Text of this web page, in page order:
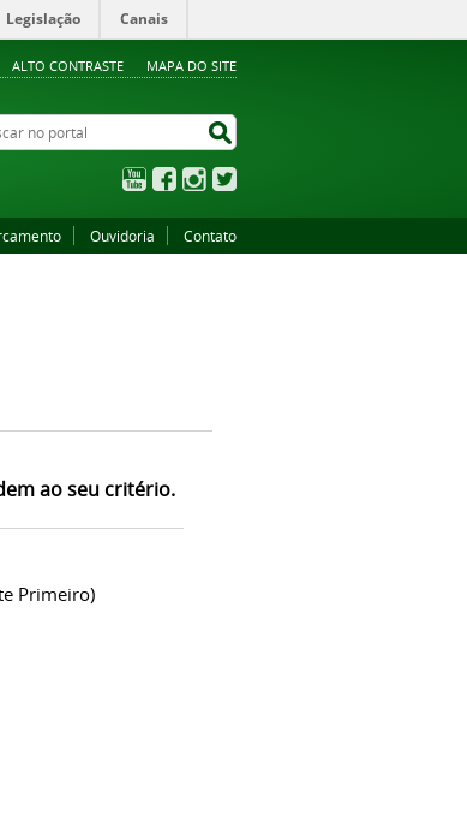
ALTO CONTRASTE MAPA DO SITE
Legislação Canais
no portal
YouTubeFacebookInstagram
Ouvidoria Contato
ao seu critério.
Primeiro)